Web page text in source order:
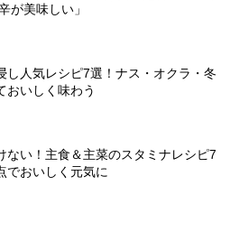
が美味しい」
し人気レシピ7選！ナス・オクラ・冬
おいしく味わう
ない！主食＆主菜のスタミナレシピ7
でおいしく元気に